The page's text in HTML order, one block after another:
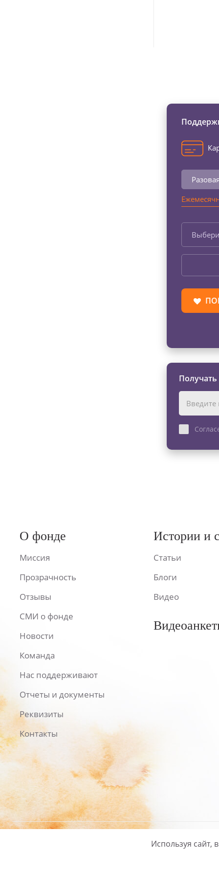
О фонде
Миссия
Прозрачность
Отзывы
СМИ о фонде
Новости
Команда
Нас поддерживают
Отчеты и документы
Реквизиты
Контакты
Истории и
Статьи
Блоги
Видео
Политика
Используя сайт,